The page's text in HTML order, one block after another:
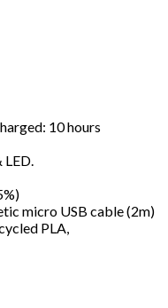
10 hours
LED.
micro USB cable (2m)
PLA,